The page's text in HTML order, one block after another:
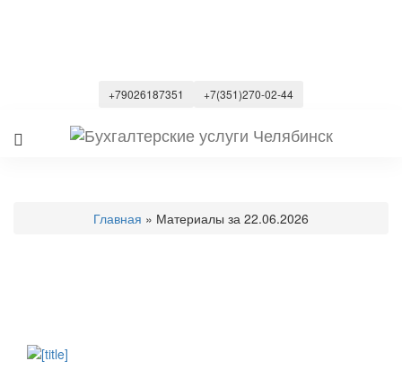
+79026187351 +7(351)270-02-44
Главная » Материалы за 22.06.2026